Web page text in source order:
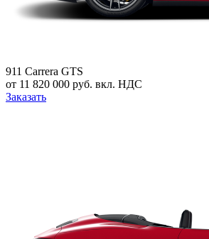
911 Carrera GTS
от 11 820 000 руб. вкл. НДС
Заказать